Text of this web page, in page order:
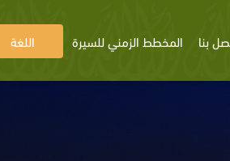
بنا المخطط الزمني للسيرة اللغة